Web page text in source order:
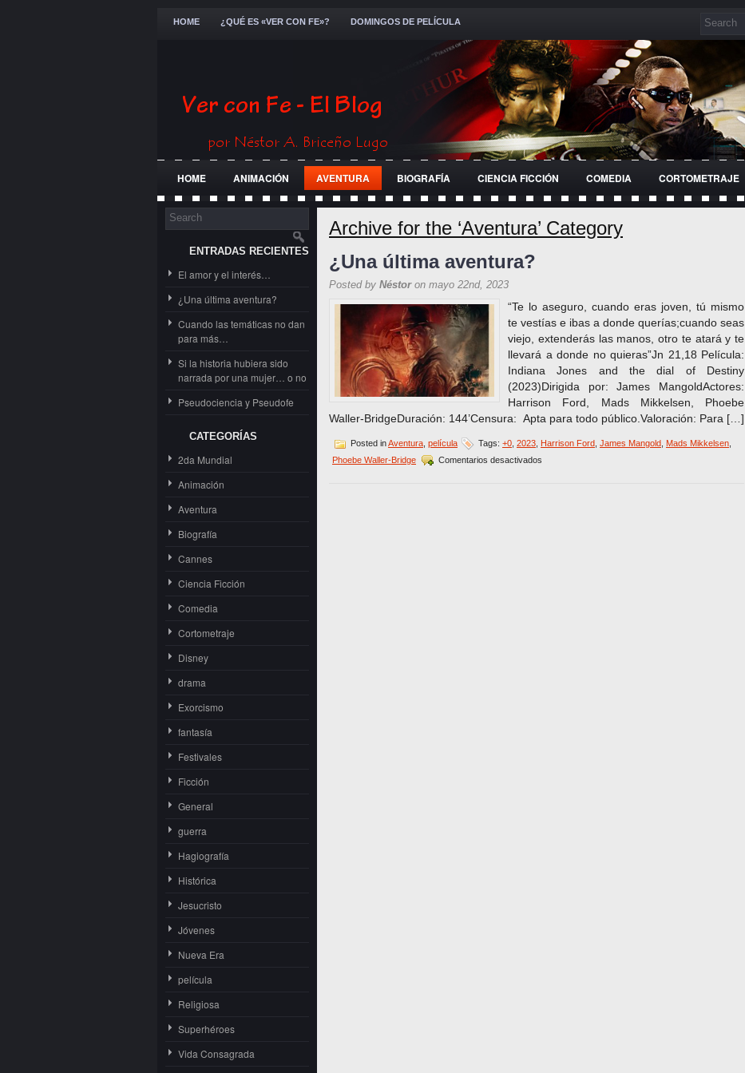
HOME ¿QUÉ ES «VER CON FE»? DOMINGOS DE PELÍCULA
HOME ANIMACIÓN AVENTURA BIOGRAFÍA CIENCIA FICCIÓN COMEDIA CORTOMETRAJE
FESTIVALES
ENTRADAS RECIENTES
El amor y el interés…
¿Una última aventura?
Cuando las temáticas no dan
para más…
Si la historia hubiera sido
narrada por una mujer… o no
Pseudociencia y Pseudofe
CATEGORÍAS
2da Mundial
Animación
Aventura
Biografía
Cannes
Ciencia Ficción
Comedia
Cortometraje
Disney
drama
Exorcismo
fantasía
Festivales
Ficción
General
guerra
Hagiografía
Histórica
Jesucristo
Jóvenes
Nueva Era
película
Religiosa
Superhéroes
Vida Consagrada
Archive for the ‘Aventura’ Category
¿Una última aventura?
Posted by Néstoron mayo 22nd, 2023
“Te lo aseguro, cuando eras joven, tú mismo
te vestías e ibas a donde querías;cuando seas
viejo, extenderás las manos, otro te atará y te
llevará a donde no quieras”Jn 21,18 Película:
Indiana Jones and the dial of Destiny
(2023)Dirigida por: James MangoldActores:
Harrison Ford, Mads Mikkelsen, Phoebe
Waller-BridgeDuración: 144’Censura: Apta para todo público.Valoración: Para […]
Posted inAventura película Tags: +0 2023 Harrison Ford James Mangold Mads Mikkelsen
Phoebe Waller-Bridge
Comentarios desactivados